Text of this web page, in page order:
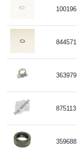
100196
844571
363979
875113
359688